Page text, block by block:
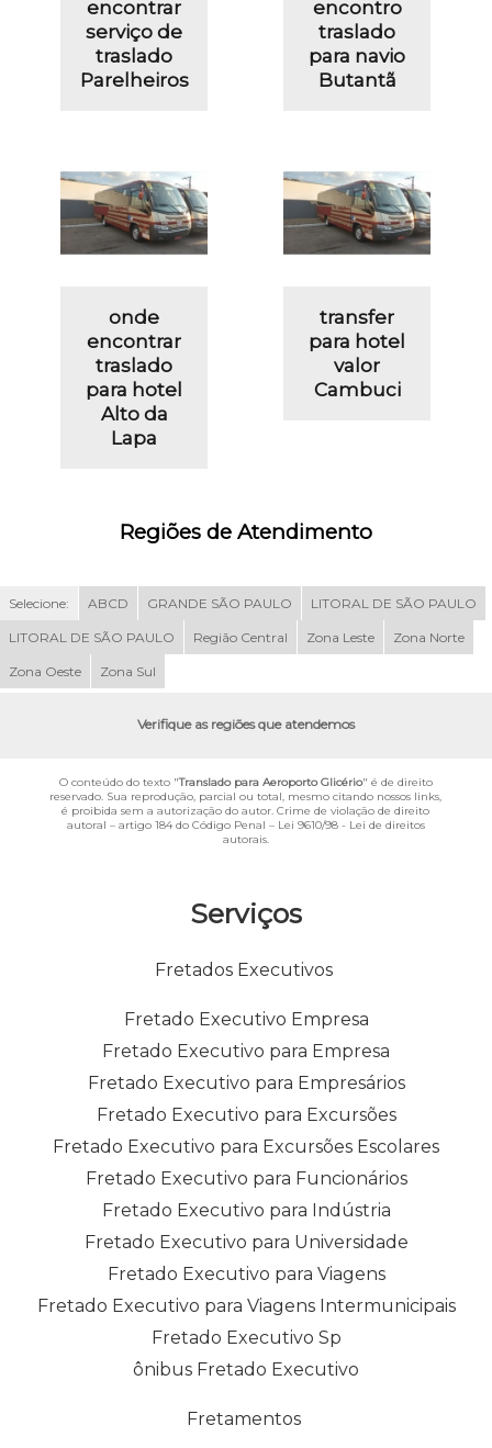
Serviços
Fretados Executivos
Fretado Executivo Empresa
Fretado Executivo para Empresa
Fretado Executivo para Empresários
Fretado Executivo para Excursões
Fretado Executivo para Excursões Escolares
Fretado Executivo para Funcionários
Fretado Executivo para Indústria
Fretado Executivo para Universidade
Fretado Executivo para Viagens
Fretado Executivo para Viagens Intermunicipais
Fretado Executivo Sp
ônibus Fretado Executivo
Fretamentos
encontrar
serviço de
traslado
Parelheiros
encontro
traslado
para navio
Butantã
onde
encontrar
traslado
para hotel
Alto da
Lapa
transfer
para hotel
valor
Cambuci
Regiões de Atendimento
Selecione: ABCD GRANDE SÃO PAULO LITORAL DE SÃO PAULO
LITORAL DE SÃO PAULO Região Central Zona Leste Zona Norte
Zona Oeste Zona Sul
Verifique as regiões que atendemos
O conteúdo do texto "Translado para Aeroporto Glicério" é de direito
reservado. Sua reprodução, parcial ou total, mesmo citando nossos links,
é proibida sem a autorização do autor. Crime de violação de direito
autoral – artigo 184 do Código Penal – Lei 9610/98 - Lei de direitos
autorais.